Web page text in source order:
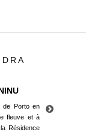
de Porto en
fleuve et à
Résidence